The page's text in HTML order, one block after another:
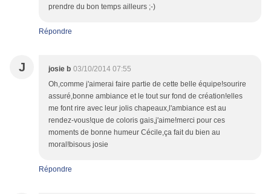
prendre du bon temps ailleurs ;-)
Répondre
J josie b 03/10/2014 07:55
Oh,comme j'aimerai faire partie de cette belle équipe!sourire
assuré,bonne ambiance et le tout sur fond de création!elles
me font rire avec leur jolis chapeaux,l'ambiance est au
rendez-vous!que de coloris gais,j'aime!merci pour ces
moments de bonne humeur Cécile,ça fait du bien au
moral!bisous josie
Répondre